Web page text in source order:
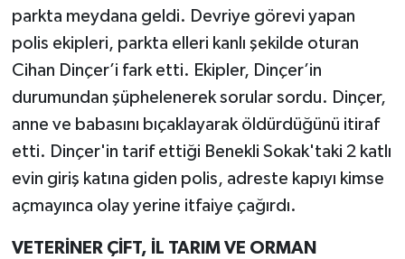
parkta meydana geldi. Devriye görevi yapan
polis ekipleri, parkta elleri kanlı şekilde oturan
Cihan Dinçer’i fark etti. Ekipler, Dinçer’in
durumundan şüphelenerek sorular sordu. Dinçer,
anne ve babasını bıçaklayarak öldürdüğünü itiraf
etti. Dinçer'in tarif ettiği Benekli Sokak'taki 2 katlı
evin giriş katına giden polis, adreste kapıyı kimse
açmayınca olay yerine itfaiye çağırdı.
VETERİNER ÇİFT, İL TARIM VE ORMAN